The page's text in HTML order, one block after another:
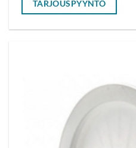
TARJOUSPYYNTÖ